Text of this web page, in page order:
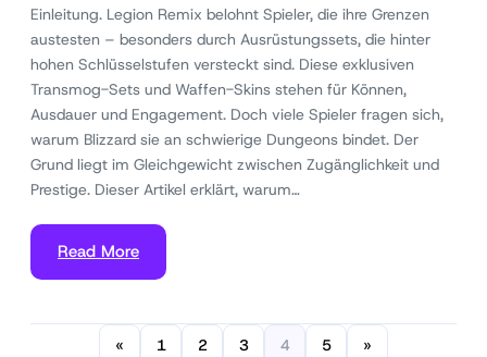
Einleitung. Legion Remix belohnt Spieler, die ihre Grenzen
austesten – besonders durch Ausrüstungssets, die hinter
hohen Schlüsselstufen versteckt sind. Diese exklusiven
Transmog-Sets und Waffen-Skins stehen für Können,
Ausdauer und Engagement. Doch viele Spieler fragen sich,
warum Blizzard sie an schwierige Dungeons bindet. Der
Grund liegt im Gleichgewicht zwischen Zugänglichkeit und
Prestige. Dieser Artikel erklärt, warum…
Read More
« 1 2 3 4 5 »